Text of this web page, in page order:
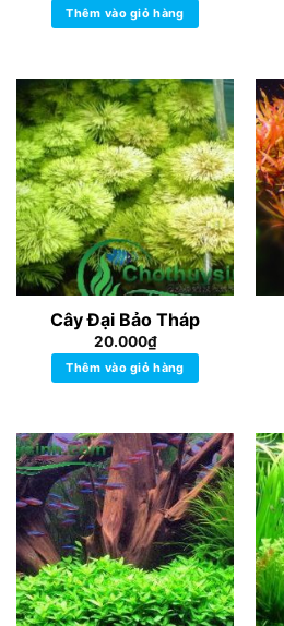
Thêm vào giỏ hàng
Cây Đại Bảo Tháp
20.000₫
Thêm vào giỏ hàng